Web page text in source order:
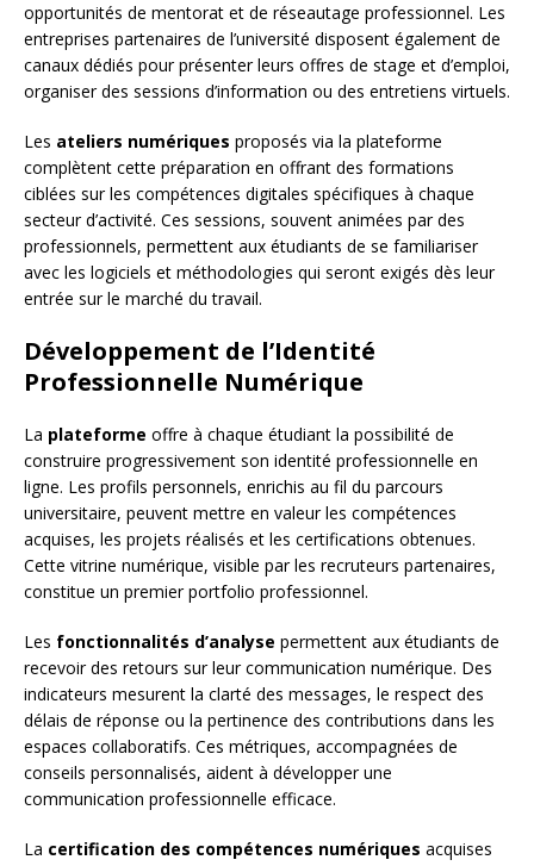
opportunités de mentorat et de réseautage professionnel. Les
entreprises partenaires de l’université disposent également de
canaux dédiés pour présenter leurs offres de stage et d’emploi,
organiser des sessions d’information ou des entretiens virtuels.
Les ateliers numériques proposés via la plateforme
complètent cette préparation en offrant des formations
ciblées sur les compétences digitales spécifiques à chaque
secteur d’activité. Ces sessions, souvent animées par des
professionnels, permettent aux étudiants de se familiariser
avec les logiciels et méthodologies qui seront exigés dès leur
entrée sur le marché du travail.
Développement de l’Identité
Professionnelle Numérique
La plateforme offre à chaque étudiant la possibilité de
construire progressivement son identité professionnelle en
ligne. Les profils personnels, enrichis au fil du parcours
universitaire, peuvent mettre en valeur les compétences
acquises, les projets réalisés et les certifications obtenues.
Cette vitrine numérique, visible par les recruteurs partenaires,
constitue un premier portfolio professionnel.
Les fonctionnalités d’analyse permettent aux étudiants de
recevoir des retours sur leur communication numérique. Des
indicateurs mesurent la clarté des messages, le respect des
délais de réponse ou la pertinence des contributions dans les
espaces collaboratifs. Ces métriques, accompagnées de
conseils personnalisés, aident à développer une
communication professionnelle efficace.
La certification des compétences numériques acquises